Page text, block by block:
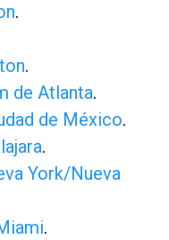
.
.
de Atlanta.
de México.
.
York/Nueva
.